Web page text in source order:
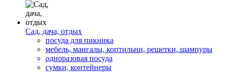
Сад, дача, отдых
посуда для пикника
мебель, мангалы, коптильни, решетки, шампуры
одноразовая посуда
сумки, контейнеры